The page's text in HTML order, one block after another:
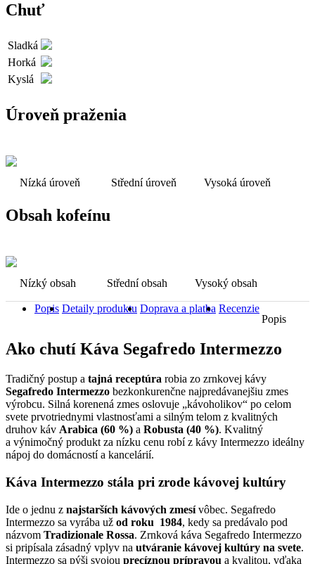
Chuť
Sladká
Horká
Kyslá
Úroveň praženia
Nízká úroveň Střední úroveň Vysoká úroveň
Obsah kofeínu
Nízký obsah Střední obsah Vysoký obsah
Popis Detaily produktu Doprava a platba Recenzie
Popis
Ako chutí Káva Segafredo Intermezzo
Tradičný postup a tajná receptúra robia zo zrnkovej kávy
Segafredo Intermezzo bezkonkurenčne najpredávanejšiu zmes
výrobcu. Silná korenená zmes oslovuje „kávoholikov“ po celom
svete prvotriednymi vlastnosťami a silným telom z kvalitných
druhov káv Arabica (60 %) a Robusta (40 %). Kvalitný
a výnimočný produkt za nízku cenu robí z kávy Intermezzo ideálny
nápoj do domácností a kancelárií.
Káva Intermezzo stála pri zrode kávovej kultúry
Ide o jednu z najstarších kávových zmesívôbec. Segafredo
Intermezzo sa vyrába už od roku 1984, kedy sa predávalo pod
názvom Tradizionale Rossa. Zrnková káva Segafredo Intermezzo
si pripísala zásadný vplyv na utváranie kávovej kultúry na svete.
Intermezzo sa pýši svojou precíznou prípravou a kvalitou, vďaka